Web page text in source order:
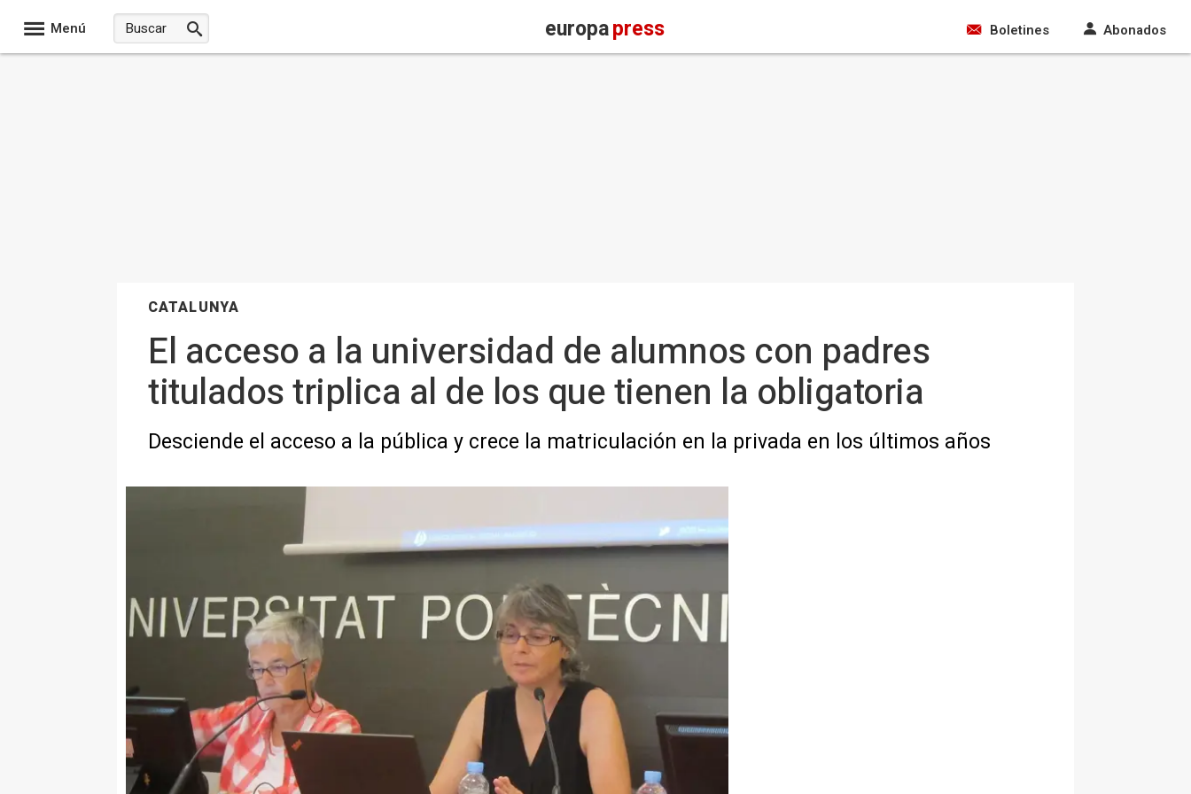
Menú europapress Boletines Abonados
CATALUNYA
El acceso a la universidad de alumnos con padres
titulados triplica al de los que tienen la obligatoria
Desciende el acceso a la pública y crece la matriculación en la privada en los últimos años